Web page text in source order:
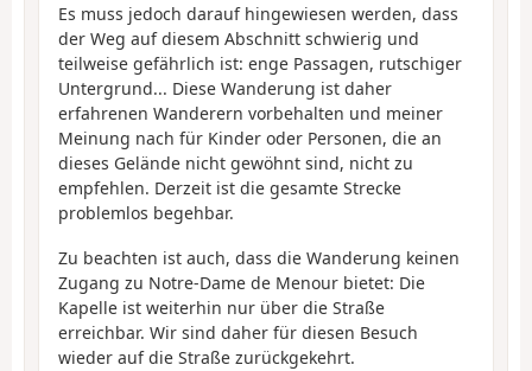
Es muss jedoch darauf hingewiesen werden, dass
der Weg auf diesem Abschnitt schwierig und
teilweise gefährlich ist: enge Passagen, rutschiger
Untergrund... Diese Wanderung ist daher
erfahrenen Wanderern vorbehalten und meiner
Meinung nach für Kinder oder Personen, die an
dieses Gelände nicht gewöhnt sind, nicht zu
empfehlen. Derzeit ist die gesamte Strecke
problemlos begehbar.
Zu beachten ist auch, dass die Wanderung keinen
Zugang zu Notre-Dame de Menour bietet: Die
Kapelle ist weiterhin nur über die Straße
erreichbar. Wir sind daher für diesen Besuch
wieder auf die Straße zurückgekehrt.